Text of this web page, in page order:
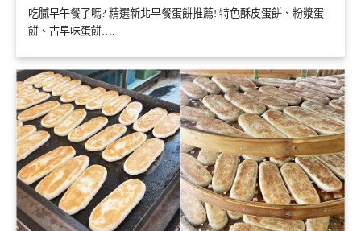
吃膩早午餐了嗎? 精選新北早餐蛋餅推薦! 特色酥皮蛋餅、粉漿蛋
餅、古早味蛋餅….